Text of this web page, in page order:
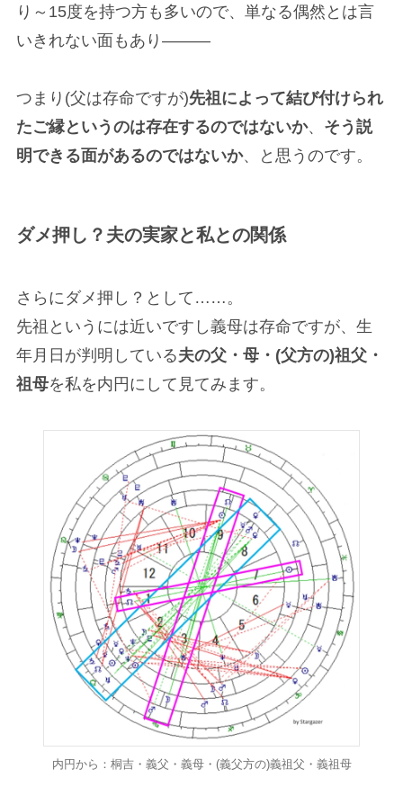
り～15度を持つ方も多いので、単なる偶然とは言
いきれない面もあり———
つまり(父は存命ですが)先祖によって結び付けられ
たご縁というのは存在するのではないか、 そう説
明できる面があるのではないか、と思うのです。
ダメ押し？夫の実家と私との関係
さらにダメ押し？として……。
先祖というには近いですし義母は存命ですが、生
年月日が判明している夫の父・母・(父方の)祖父・
祖母を私を内円にして見てみます。
内円から：桐吉・義父・義母・(義父方の)義祖父・義祖母